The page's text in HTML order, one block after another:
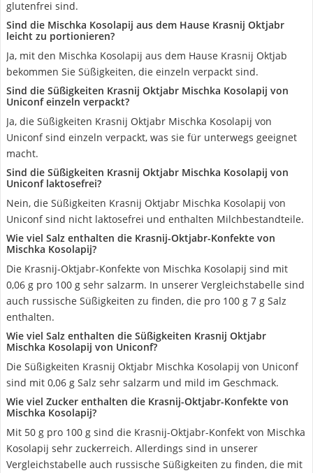
glutenfrei sind.
Sind die Mischka Kosolapij aus dem Hause ‎Krasnij Oktjabr
leicht zu portionieren?
Ja, mit den Mischka Kosolapij aus dem Hause ‎Krasnij Oktjab
bekommen Sie Süßigkeiten, die einzeln verpackt sind.
Sind die Süßigkeiten Krasnij Oktjabr Mischka Kosolapij von
Uniconf einzeln verpackt?
Ja, die Süßigkeiten Krasnij Oktjabr Mischka Kosolapij von
Uniconf sind einzeln verpackt, was sie für unterwegs geeignet
macht.
Sind die Süßigkeiten Krasnij Oktjabr Mischka Kosolapij von
Uniconf laktosefrei?
Nein, die Süßigkeiten Krasnij Oktjabr Mischka Kosolapij von
Uniconf sind nicht laktosefrei und enthalten Milchbestandteile.
Wie viel Salz enthalten die Krasnij-Oktjabr-Konfekte von
Mischka Kosolapij?
Die Krasnij-Oktjabr-Konfekte von Mischka Kosolapij sind mit
0,06 g pro 100 g sehr salzarm. In unserer Vergleichstabelle sind
auch russische Süßigkeiten zu finden, die pro 100 g 7 g Salz
enthalten.
Wie viel Salz enthalten die Süßigkeiten Krasnij Oktjabr
Mischka Kosolapij von Uniconf?
Die Süßigkeiten Krasnij Oktjabr Mischka Kosolapij von Uniconf
sind mit 0,06 g Salz sehr salzarm und mild im Geschmack.
Wie viel Zucker enthalten die Krasnij-Oktjabr-Konfekte von
Mischka Kosolapij?
Mit 50 g pro 100 g sind die Krasnij-Oktjabr-Konfekt von Mischka
Kosolapij sehr zuckerreich. Allerdings sind in unserer
Vergleichstabelle auch russische Süßigkeiten zu finden, die mit